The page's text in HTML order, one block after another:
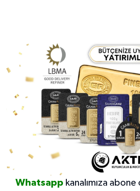
Whatsapp kanalımıza